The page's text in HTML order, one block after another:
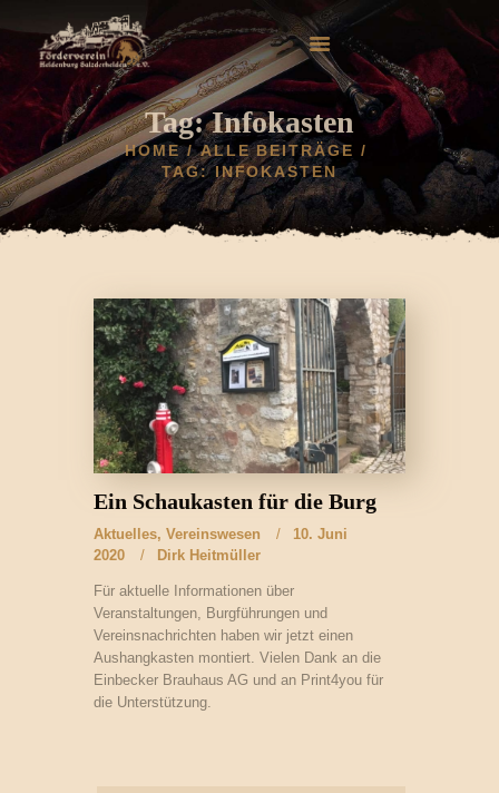
Tag: Infokasten
HOME
ALLE BEITRÄGE
TAG: INFOKASTEN
HOME
AKTUELLES
HISTORIE
VEREIN
GALERIE
Ein Schaukasten für die Burg
Aktuelles, Vereinswesen
10. Juni
2020
Dirk Heitmüller
Für aktuelle Informationen über
Veranstaltungen, Burgführungen und
Vereinsnachrichten haben wir jetzt einen
Aushangkasten montiert. Vielen Dank an die
Einbecker Brauhaus AG und an Print4you für
die Unterstützung.